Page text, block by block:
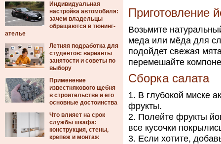
Индивидуальная
настройка автомобиля:
зачем владельцы
обращаются в тюнинг-
ателье
Летняя подработка для
студентов: варианты
занятости и советы по
выбору
Применение
известнякового щебня
в строительстве и его
основные достоинства
Что влияет на срок
службы шкафа:
конструкция, стены,
крепеж и монтаж
Приготовление
Возьмите
меда или мёда для
подойдет свежая
перемешайте
Сборка салата
В глубокой миске
фрукты.
Полейте фрукты
все кусочки
Если хотите,